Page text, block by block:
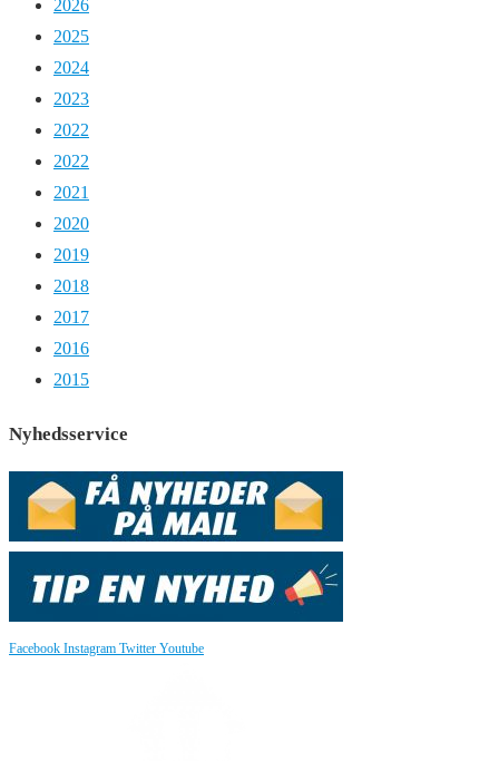
2026
2025
2024
2023
2022
2022
2021
2020
2019
2018
2017
2016
2015
Nyhedsservice
Facebook Instagram Twitter Youtube